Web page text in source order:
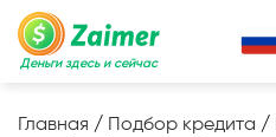
Деньги здесь и сейчас
Главная / Подбор кредита /